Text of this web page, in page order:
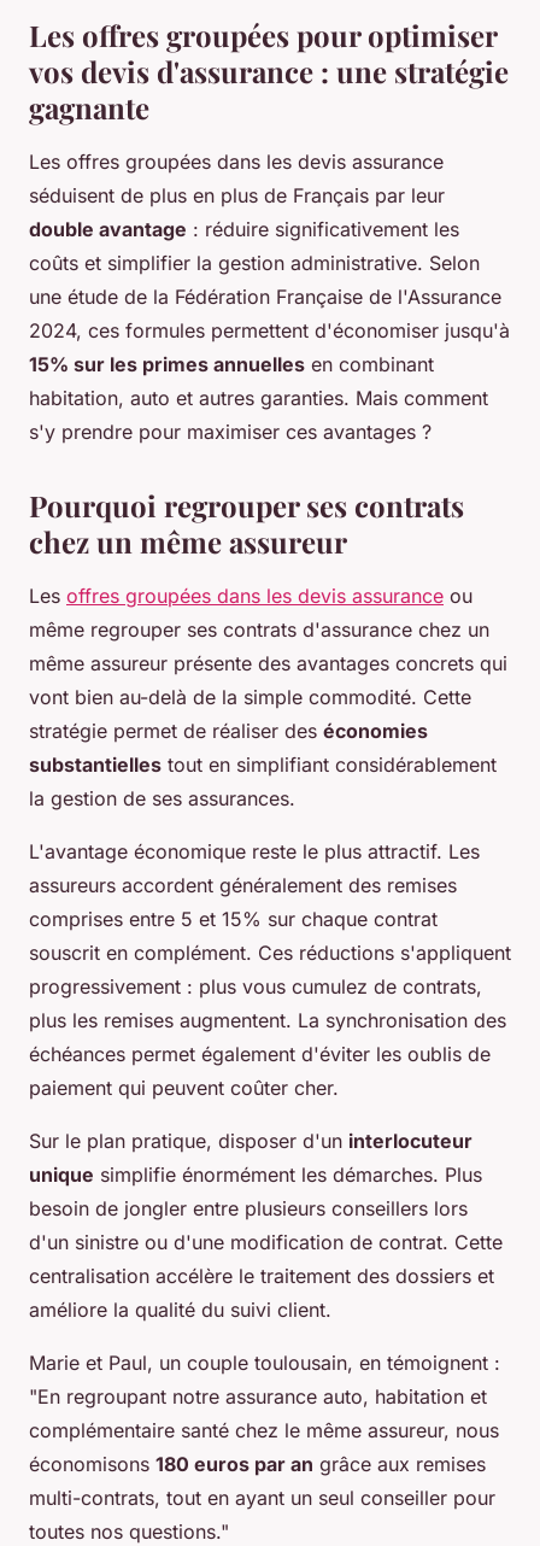
Les offres groupées pour optimiser
vos devis d'assurance : une stratégie
gagnante
Les offres groupées dans les devis assurance
séduisent de plus en plus de Français par leur
double avantage : réduire significativement les
coûts et simplifier la gestion administrative. Selon
une étude de la Fédération Française de l'Assurance
2024, ces formules permettent d'économiser jusqu'à
15% sur les primes annuelles en combinant
habitation, auto et autres garanties. Mais comment
s'y prendre pour maximiser ces avantages ?
Pourquoi regrouper ses contrats
chez un même assureur
Les offres groupées dans les devis assurance ou
même regrouper ses contrats d'assurance chez un
même assureur présente des avantages concrets qui
vont bien au-delà de la simple commodité. Cette
stratégie permet de réaliser des économies
substantielles tout en simplifiant considérablement
la gestion de ses assurances.
L'avantage économique reste le plus attractif. Les
assureurs accordent généralement des remises
comprises entre 5 et 15% sur chaque contrat
souscrit en complément. Ces réductions s'appliquent
progressivement : plus vous cumulez de contrats,
plus les remises augmentent. La synchronisation des
échéances permet également d'éviter les oublis de
paiement qui peuvent coûter cher.
Sur le plan pratique, disposer d'un interlocuteur
unique simplifie énormément les démarches. Plus
besoin de jongler entre plusieurs conseillers lors
d'un sinistre ou d'une modification de contrat. Cette
centralisation accélère le traitement des dossiers et
améliore la qualité du suivi client.
Marie et Paul, un couple toulousain, en témoignent :
"En regroupant notre assurance auto, habitation et
complémentaire santé chez le même assureur, nous
économisons 180 euros par an grâce aux remises
multi-contrats, tout en ayant un seul conseiller pour
toutes nos questions."